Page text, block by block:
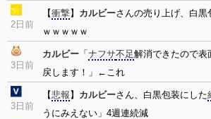
2日前
【衝撃】 カルビーさんの売り上げ、白黒
ｗｗｗｗｗ
3日前
カルビー 「 ナフサ不足解消できたので表
戻します！」←これ
3日前
【悲報 】 カルビーさん、白黒包装にした
うにみえない」4週連続減